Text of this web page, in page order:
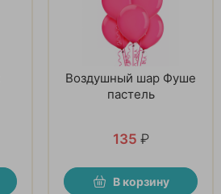
Воздушный шар Фуше
пастель
135 ₽
В корзину